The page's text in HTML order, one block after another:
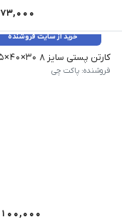
73,000
خرید از سایت فروشنده
کارتن پستی سایز 8 30×40×45
فروشنده: پاکت چی
100,000